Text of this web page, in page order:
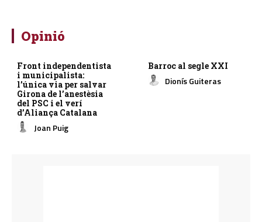
Opinió
Front independentista
i municipalista:
l’única via per salvar
Girona de l’anestèsia
del PSC i el verí
d’Aliança Catalana
Joan Puig
Barroc al segle XXI
Dionís Guiteras